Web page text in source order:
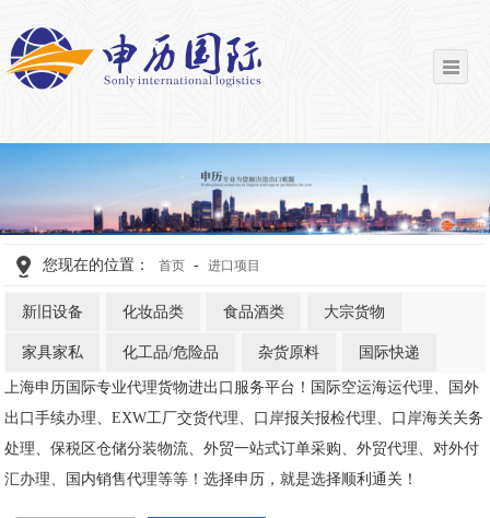
您现在的位置： 首页 - 进口项目
新旧设备 化妆品类 食品酒类 大宗货物
家具家私 化工品/危险品 杂货原料 国际快递
上海申历国际专业代理货物进出口服务平台！国际空运海运代理、国外
出口手续办理、EXW工厂交货代理、口岸报关报检代理、口岸海关关务
处理、保税区仓储分装物流、外贸一站式订单采购、外贸代理、对外付
汇办理、国内销售代理等等！选择申历，就是选择顺利通关！